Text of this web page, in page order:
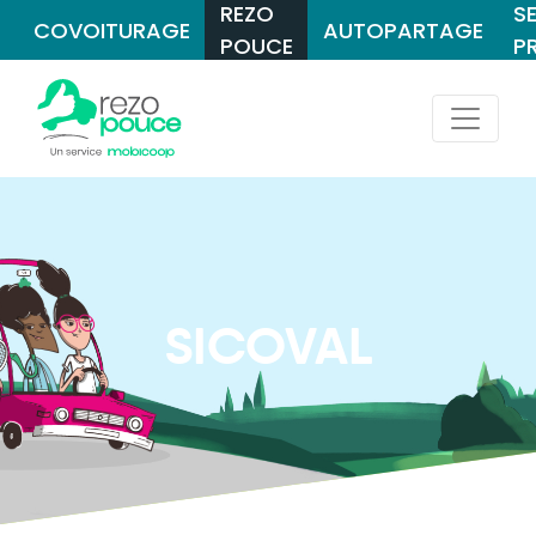
COVOITURAGE
REZO
POUCE
AUTOPARTAGE
SICOVAL